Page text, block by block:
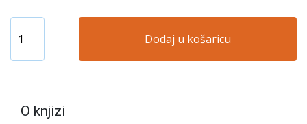
Dodaj u košaricu
O knjizi